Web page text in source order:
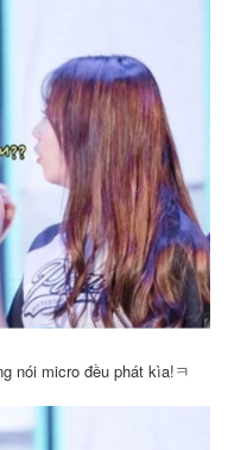
nói micro đều phát kìa!ㅋ